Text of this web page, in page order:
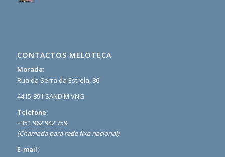
CONTACTOS MELOTECA
Morada:
Rua da Serra da Estrela, 86
4415-891 SANDIM VNG
Telefone:
+351 962 942 759
(Chamada para rede fixa nacional)
E-mail: